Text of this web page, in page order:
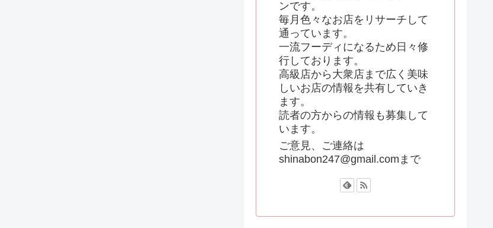
ンです。
毎月色々なお店をリサーチして
通っています。
一流フーディになるため日々修
行しております。
高級店から大衆店まで広く美味
しいお店の情報を共有していき
ます。
読者の方からの情報も募集して
います。
ご意見、ご連絡は
shinabon247@gmail.comまで